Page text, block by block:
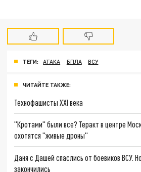
ТЕГИ: АТАКА БПЛА ВСУ
ЧИТАЙТЕ ТАКЖЕ:
Технофашисты XXI века
"Кротами" были все? Теракт в центре
охотятся "живые дроны"
Даня с Дашей спаслись от боевиков ВСУ.
закончились